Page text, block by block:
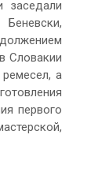
заседали
Словакии
а
первого